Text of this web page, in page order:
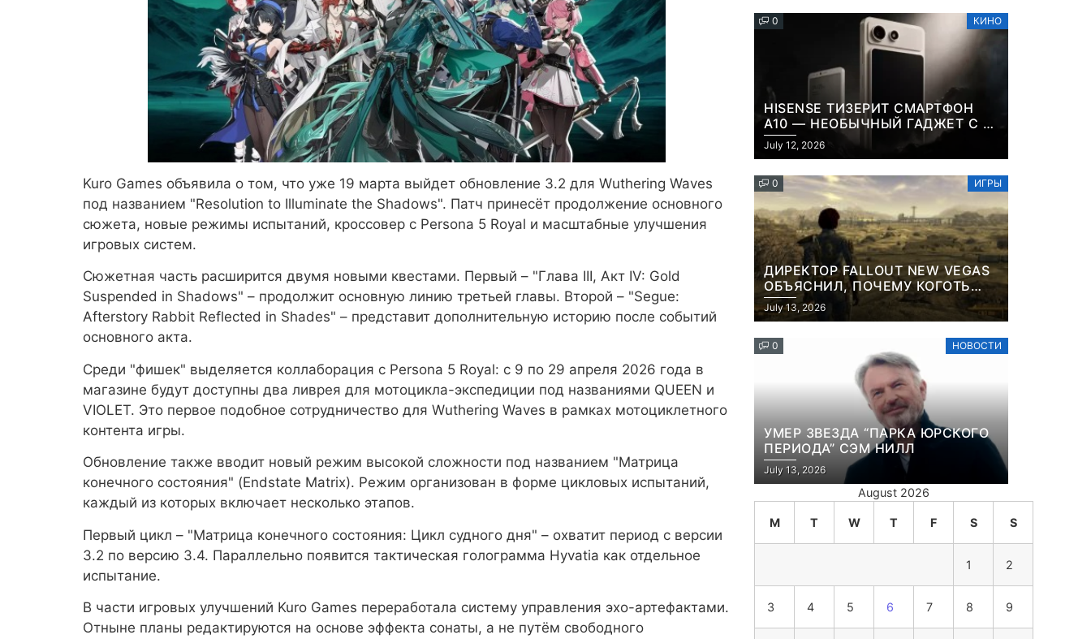
Kuro Games объявила о том, что уже 19 марта выйдет обновление 3.2 для Wuthering Waves
под названием "Resolution to Illuminate the Shadows". Патч принесёт продолжение основного
сюжета, новые режимы испытаний, кроссовер с Persona 5 Royal и масштабные улучшения
игровых систем.
Сюжетная часть расширится двумя новыми квестами. Первый – "Глава III, Акт IV: Gold
Suspended in Shadows" – продолжит основную линию третьей главы. Второй – "Segue:
Afterstory Rabbit Reflected in Shades" – представит дополнительную историю после событий
основного акта.
Среди "фишек" выделяется коллаборация с Persona 5 Royal: с 9 по 29 апреля 2026 года в
магазине будут доступны два ливрея для мотоцикла-экспедиции под названиями QUEEN и
VIOLET. Это первое подобное сотрудничество для Wuthering Waves в рамках мотоциклетного
контента игры.
Обновление также вводит новый режим высокой сложности под названием "Матрица
конечного состояния" (Endstate Matrix). Режим организован в форме цикловых испытаний,
каждый из которых включает несколько этапов.
Первый цикл – "Матрица конечного состояния: Цикл судного дня" – охватит период с версии
3.2 по версию 3.4. Параллельно появится тактическая голограмма Hyvatia как отдельное
испытание.
В части игровых улучшений Kuro Games переработала систему управления эхо-артефактами.
Отныне планы редактируются на основе эффекта сонаты, а не путём свободного
0 КИНО
HISENSE ТИЗЕРИТ СМАРТФОН
A10 — НЕОБЫЧНЫЙ ГАДЖЕТ С E-
INK-ЭКРАНОМ И СЪЕМНОЙ LCD-
ПАНЕЛЬЮ ДЛЯ ЦВЕТНОГО
July 12, 2026
0 ИГРЫ
ДИРЕКТОР FALLOUT NEW VEGAS
ОБЪЯСНИЛ, ПОЧЕМУ КОГОТЬ
СМЕРТИ У КАРЬЕРА НАМЕРЕННО
СНОСИТ ВАМ ГОЛОВУ
July 13, 2026
0 НОВОСТИ
УМЕР ЗВЕЗДА “ПАРКА ЮРСКОГО
ПЕРИОДА” СЭМ НИЛЛ
July 13, 2026
August 2026
M T W T F S S
1 2
3 4 5 6 7 8 9